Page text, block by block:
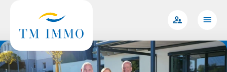
springen